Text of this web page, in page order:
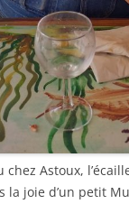
Astoux,
la joie d’un petit